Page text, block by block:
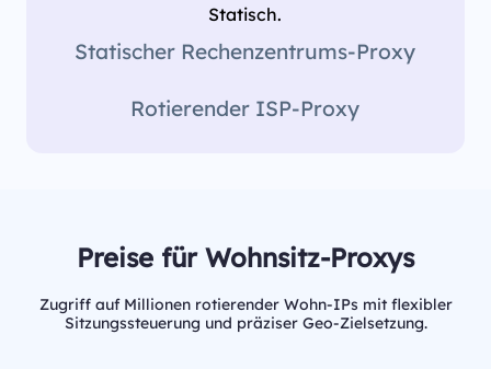
Statisch.
Statischer Rechenzentrums-Proxy
Rotierender ISP-Proxy
Preise für Wohnsitz-Proxys
Zugriff auf Millionen rotierender Wohn-IPs mit flexibler
Sitzungssteuerung und präziser Geo-Zielsetzung.